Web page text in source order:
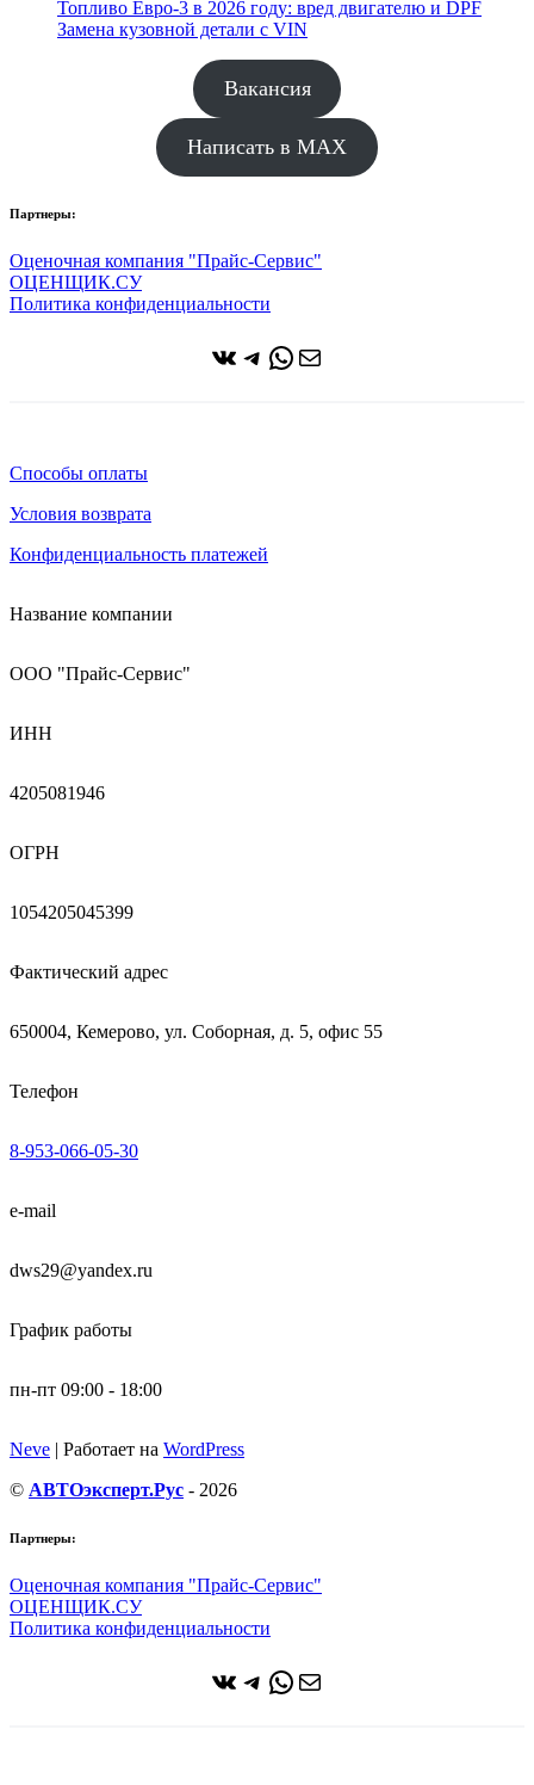
Топливо Евро-3 в 2026 году: вред двигателю и DPF
Замена кузовной детали с VIN
Вакансия
Написать в MAX
Партнеры:
Оценочная компания "Прайс-Сервис"
ОЦЕНЩИК.СУ
Политика конфиденциальности
ВКонтакте
Telegram
WhatsApp
Почта
Способы оплаты
Условия возврата
Конфиденциальность платежей
Название компании
ООО "Прайс-Сервис"
ИНН
4205081946
ОГРН
1054205045399
Фактический адрес
650004, Кемерово, ул. Соборная, д. 5, офис 55
Телефон
8-953-066-05-30
e-mail
dws29@yandex.ru
График работы
пн-пт 09:00 - 18:00
Neve | Работает на WordPress
© АВТОэксперт.Рус - 2026
Партнеры:
Оценочная компания "Прайс-Сервис"
ОЦЕНЩИК.СУ
Политика конфиденциальности
ВКонтакте
Telegram
WhatsApp
Почта